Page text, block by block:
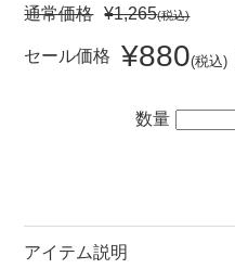
アイテム
小皿
長皿・さんま皿
通常価格 ¥1,265(税込)
セール価格 ¥880(税込)
数量
アイテム説明